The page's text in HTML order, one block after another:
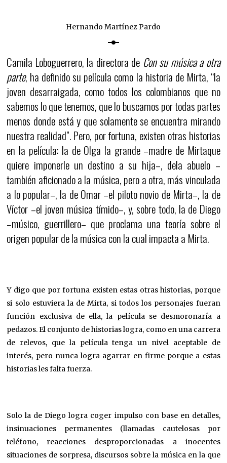
Hernando Martínez Pardo
Camila Loboguerrero, la directora de Con su música a otra
parte, ha definido su película como la historia de Mirta, “la
joven desarraigada, como todos los colombianos que no
sabemos lo que tenemos, que lo buscamos por todas partes
menos donde está y que solamente se encuentra mirando
nuestra realidad”. Pero, por fortuna, existen otras historias
en la película: la de Olga la grande –madre de Mirtaque
quiere imponerle un destino a su hija–, dela abuelo –
también aficionado a la música, pero a otra, más vinculada
a lo popular–, la de Omar –el piloto novio de Mirta–, la de
Víctor –el joven música tímido–, y, sobre todo, la de Diego
–músico, guerrillero– que proclama una teoría sobre el
origen popular de la música con la cual impacta a Mirta.
Y digo que por fortuna existen estas otras historias, porque
si solo estuviera la de Mirta, si todos los personajes fueran
función exclusiva de ella, la película se desmoronaría a
pedazos. El conjunto de historias logra, como en una carrera
de relevos, que la película tenga un nivel aceptable de
interés, pero nunca logra agarrar en firme porque a estas
historias les falta fuerza.
Solo la de Diego logra coger impulso con base en detalles,
insinuaciones permanentes (llamadas cautelosas por
teléfono, reacciones desproporcionadas a inocentes
situaciones de sorpresa, discursos sobre la música en la que